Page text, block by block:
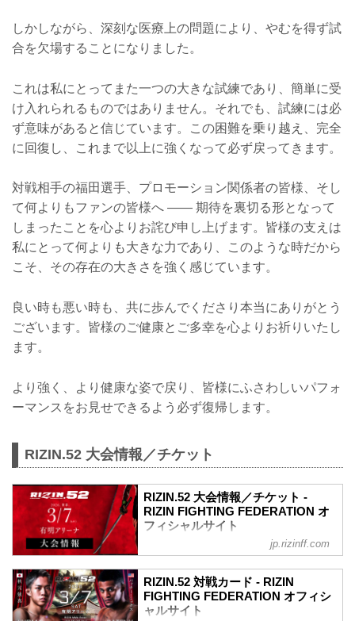
しかしながら、深刻な医療上の問題により、やむを得ず試
合を欠場することになりました。
これは私にとってまた一つの大きな試練であり、簡単に受
け入れられるものではありません。それでも、試練には必
ず意味があると信じています。この困難を乗り越え、完全
に回復し、これまで以上に強くなって必ず戻ってきます。
対戦相手の福田選手、プロモーション関係者の皆様、そし
て何よりもファンの皆様へ ―― 期待を裏切る形となって
しまったことを心よりお詫び申し上げます。皆様の支えは
私にとって何よりも大きな力であり、このような時だから
こそ、その存在の大きさを強く感じています。
良い時も悪い時も、共に歩んでくださり本当にありがとう
ございます。皆様のご健康とご多幸を心よりお祈りいたし
ます。
より強く、より健康な姿で戻り、皆様にふさわしいパフォ
ーマンスをお見せできるよう必ず復帰します。
RIZIN.52 大会情報／チケット
RIZIN.52 大会情報／チケット -
RIZIN FIGHTING FEDERATION オ
フィシャルサイト
【Trailer】RIZIN.52 | 秋元強真 vs. パッチ
ー・ミックス etc.
youtu.be
jp.rizinff.com
RIZIN.52 対戦カード - RIZIN
FIGHTING FEDERATION オフィシ
ャルサイト